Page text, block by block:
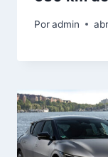
Poradmin